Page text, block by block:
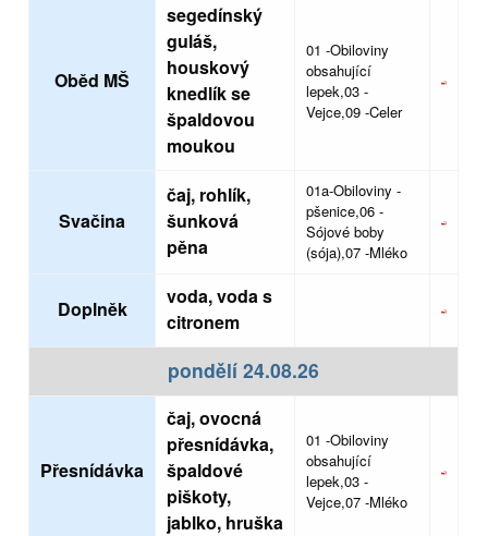
Oběd MŠ
segedínský
guláš,
houskový
knedlík se
špaldovou
moukou
01 -Obiloviny
obsahující
lepek,03 -
Vejce,09 -Celer
Svačina
čaj, rohlík,
šunková
pěna
01a-Obiloviny -
pšenice,06 -
Sójové boby
(sója),07 -Mléko
Doplněk
voda, voda s
citronem
pondělí 24.08.26
Přesnídávka
čaj, ovocná
přesnídávka,
špaldové
piškoty,
jablko, hruška
01 -Obiloviny
obsahující
lepek,03 -
Vejce,07 -Mléko